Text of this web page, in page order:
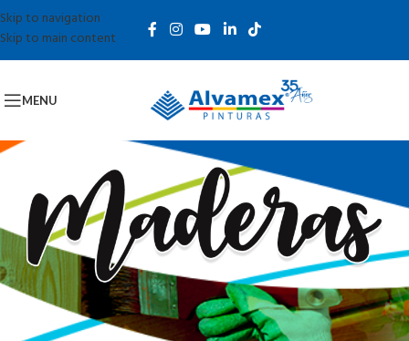
Skip to navigation
Skip to main content
MENU